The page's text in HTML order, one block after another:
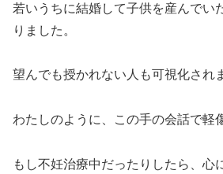
若いうちに結婚して子供を産んでい
りました。
望んでも授かれない人も可視化され
わたしのように、この手の会話で軽
もし不妊治療中だったりしたら、心